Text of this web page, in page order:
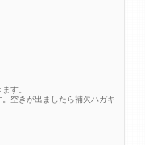
す。
空きが出ましたら補欠ハガキ